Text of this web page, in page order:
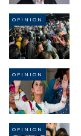
OPINION
OPINION
OPINION